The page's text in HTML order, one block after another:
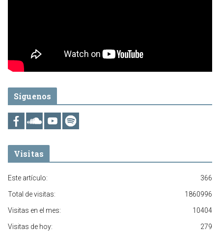
Síguenos
Visitas
366
Este artículo:
1860996
Total de visitas:
10404
Visitas en el mes:
279
Visitas de hoy: